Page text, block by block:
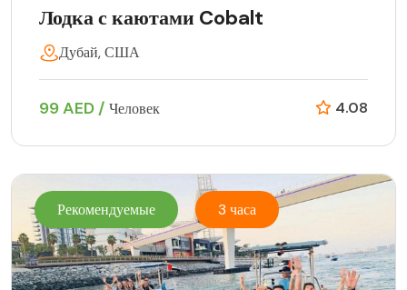
Лодка с каютами Cobalt
Дубай, США
99 AED / Человек 4.08
Рекомендуемые 3 часа